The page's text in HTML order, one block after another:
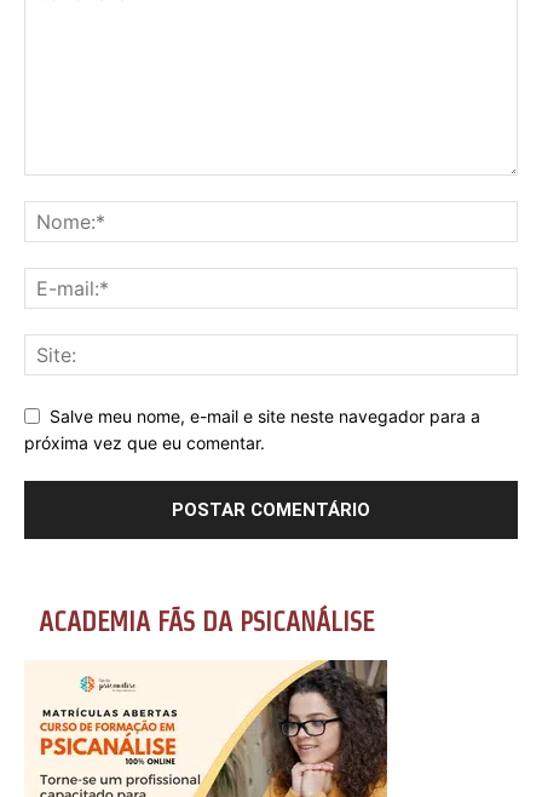
Salve meu nome, e-mail e site neste navegador para a
próxima vez que eu comentar.
ACADEMIA FÃS DA PSICANÁLISE